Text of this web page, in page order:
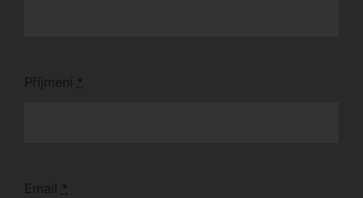
Příjmení *
Email *